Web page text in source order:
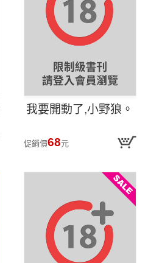
我要開動了,小野狼。
促銷價68元